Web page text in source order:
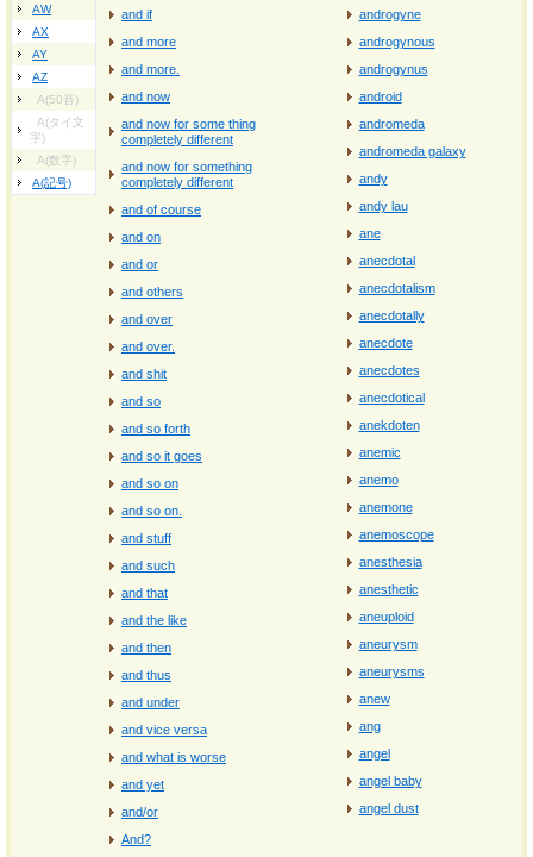
AW
AX
AY
AZ
A(50音)
A(タイ文
字)
A(数字)
A(記号)
and if
and more
and more.
and now
and now for some thing
completely different
and now for something
completely different
and of course
and on
and or
and others
and over
and over.
and shit
and so
and so forth
and so it goes
and so on
and so on.
and stuff
and such
and that
and the like
and then
and thus
and under
and vice versa
and what is worse
and yet
and/or
And?
androgyne
androgynous
androgynus
android
andromeda
andromeda galaxy
andy
andy lau
ane
anecdotal
anecdotalism
anecdotally
anecdote
anecdotes
anecdotical
anekdoten
anemic
anemo
anemone
anemoscope
anesthesia
anesthetic
aneuploid
aneurysm
aneurysms
anew
ang
angel
angel baby
angel dust